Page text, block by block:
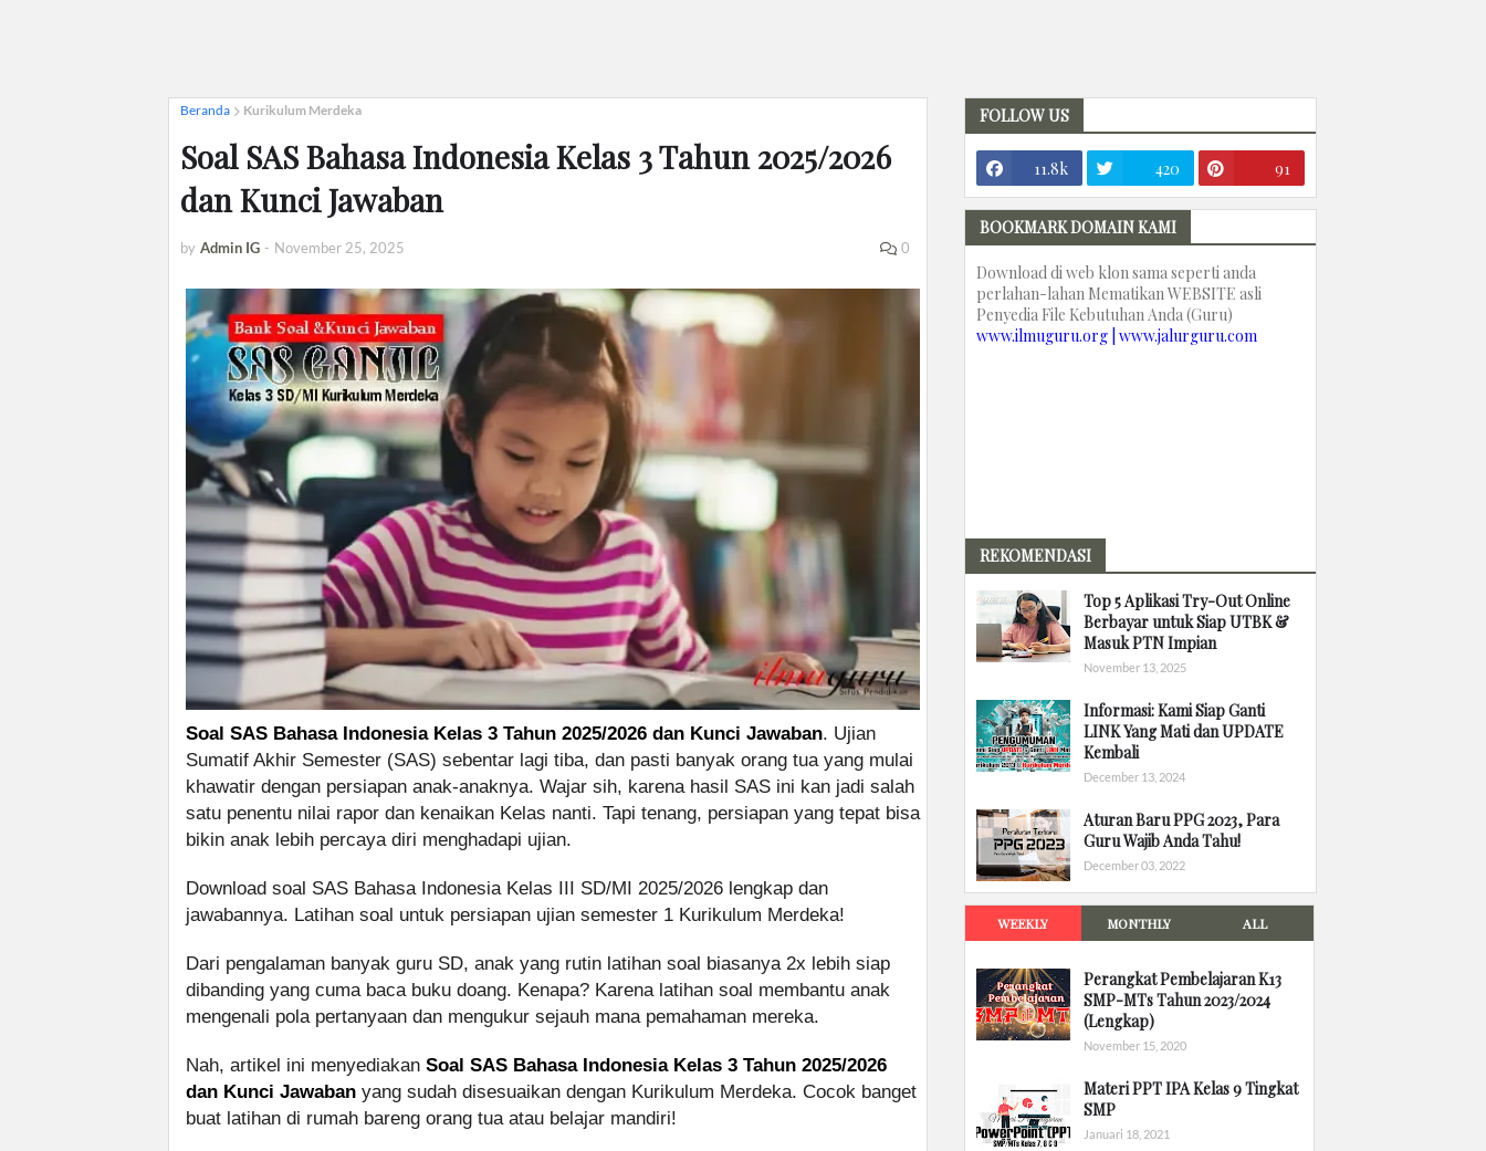
Beranda Kurikulum Merdeka
Soal SAS Bahasa Indonesia Kelas 3 Tahun 2025/2026
dan Kunci Jawaban
by Admin IG - November 25, 2025 0
Soal SAS Bahasa Indonesia Kelas 3 Tahun 2025/2026 dan Kunci Jawaban. Ujian
Sumatif Akhir Semester (SAS) sebentar lagi tiba, dan pasti banyak orang tua yang mulai
khawatir dengan persiapan anak-anaknya. Wajar sih, karena hasil SAS ini kan jadi salah
satu penentu nilai rapor dan kenaikan Kelas nanti. Tapi tenang, persiapan yang tepat bisa
bikin anak lebih percaya diri menghadapi ujian.
Download soal SAS Bahasa Indonesia Kelas III SD/MI 2025/2026 lengkap dan
jawabannya. Latihan soal untuk persiapan ujian semester 1 Kurikulum Merdeka!
Dari pengalaman banyak guru SD, anak yang rutin latihan soal biasanya 2x lebih siap
dibanding yang cuma baca buku doang. Kenapa? Karena latihan soal membantu anak
mengenali pola pertanyaan dan mengukur sejauh mana pemahaman mereka.
Nah, artikel ini menyediakan Soal SAS Bahasa Indonesia Kelas 3 Tahun 2025/2026
dan Kunci Jawaban yang sudah disesuaikan dengan Kurikulum Merdeka. Cocok banget
buat latihan di rumah bareng orang tua atau belajar mandiri!
FOLLOW US
11.8k 420 91
BOOKMARK DOMAIN KAMI
Download di web klon sama seperti anda
perlahan-lahan Mematikan WEBSITE asli
Penyedia File Kebutuhan Anda (Guru)
www.ilmuguru.org | www.jalurguru.com
REKOMENDASI
Top 5 Aplikasi Try-Out Online
Berbayar untuk Siap UTBK &
Masuk PTN Impian
November 13, 2025
Informasi: Kami Siap Ganti
LINK Yang Mati dan UPDATE
Kembali
December 13, 2024
Aturan Baru PPG 2023, Para
Guru Wajib Anda Tahu!
December 03, 2022
WEEKLY MONTHLY ALL
Perangkat Pembelajaran K13
SMP-MTs Tahun 2023/2024
(Lengkap)
November 15, 2020
Materi PPT IPA Kelas 9 Tingkat
SMP
Januari 18, 2021